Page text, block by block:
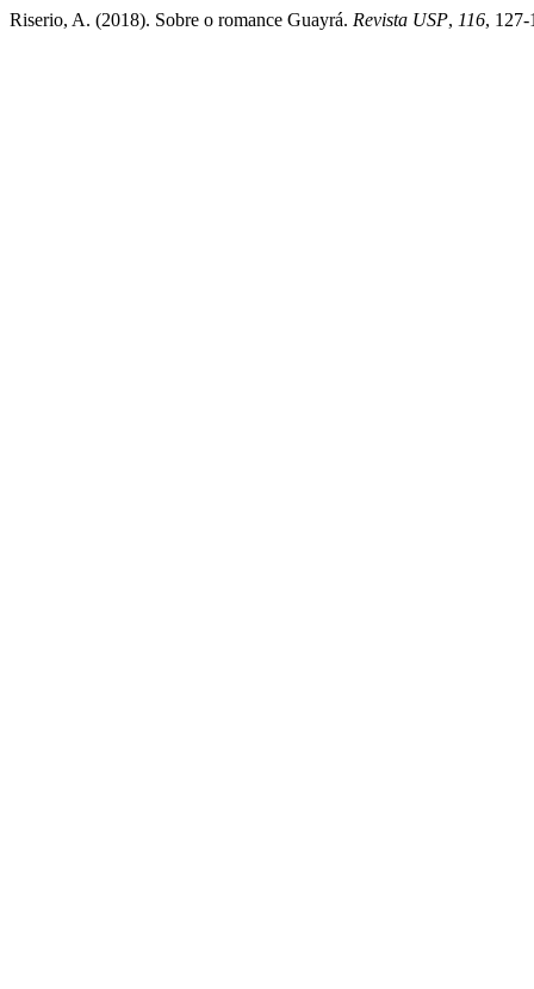
Riserio, A. (2018). Sobre o romance Guayrá. Revista USP, 116,